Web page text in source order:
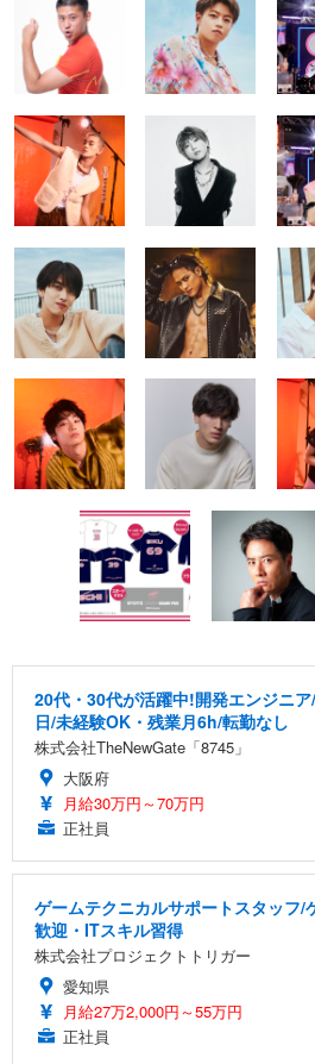
20代・30代が活躍中!開発エンジニ
日/未経験OK・残業月6h/転勤なし
株式会社TheNewGate「8745」
大阪府
月給30万円～70万円
正社員
ゲームテクニカルサポートスタッフ/
歓迎・ITスキル習得
株式会社プロジェクトトリガー
愛知県
月給27万2,000円～55万円
正社員